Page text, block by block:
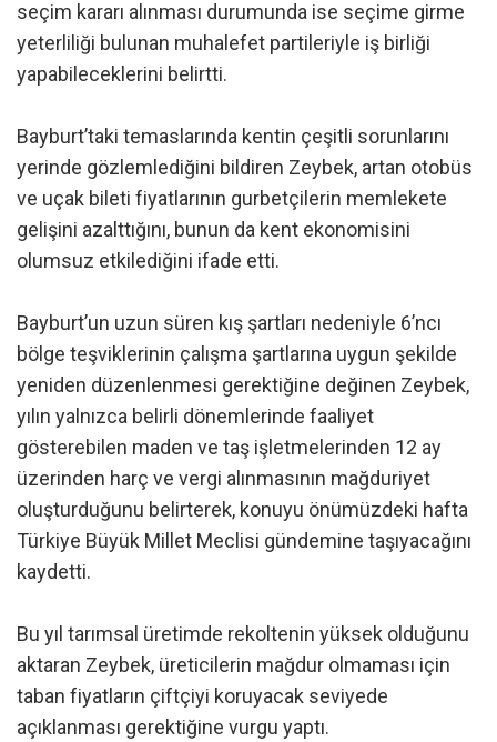
seçim kararı alınması durumunda ise seçime girme
yeterliliği bulunan muhalefet partileriyle iş birliği
yapabileceklerini belirtti.
Bayburt’taki temaslarında kentin çeşitli sorunlarını
yerinde gözlemlediğini bildiren Zeybek, artan otobüs
ve uçak bileti fiyatlarının gurbetçilerin memlekete
gelişini azalttığını, bunun da kent ekonomisini
olumsuz etkilediğini ifade etti.
Bayburt’un uzun süren kış şartları nedeniyle 6’ncı
bölge teşviklerinin çalışma şartlarına uygun şekilde
yeniden düzenlenmesi gerektiğine değinen Zeybek,
yılın yalnızca belirli dönemlerinde faaliyet
gösterebilen maden ve taş işletmelerinden 12 ay
üzerinden harç ve vergi alınmasının mağduriyet
oluşturduğunu belirterek, konuyu önümüzdeki hafta
Türkiye Büyük Millet Meclisi gündemine taşıyacağını
kaydetti.
Bu yıl tarımsal üretimde rekoltenin yüksek olduğunu
aktaran Zeybek, üreticilerin mağdur olmaması için
taban fiyatların çiftçiyi koruyacak seviyede
açıklanması gerektiğine vurgu yaptı.